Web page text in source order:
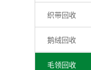
织带回收
鹅绒回收
毛领回收